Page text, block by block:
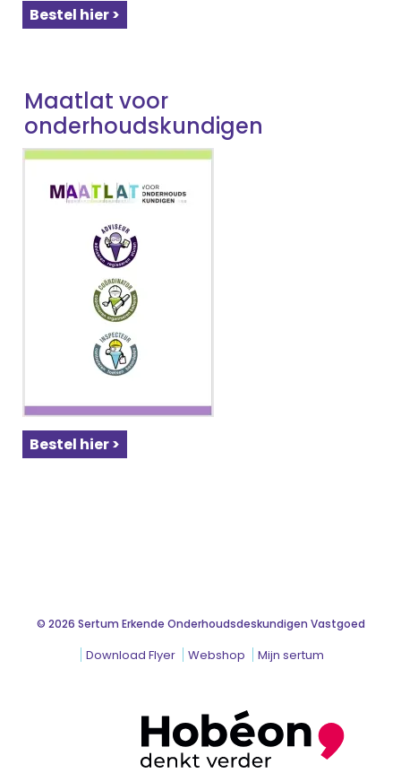
Bestel hier >
Maatlat voor
onderhoudskundigen
Bestel hier >
© 2026 Sertum Erkende Onderhoudsdeskundigen Vastgoed
Download Flyer Webshop Mijn sertum